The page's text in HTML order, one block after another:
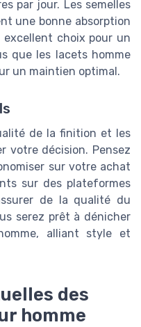
par jour. Les semelles
une bonne absorption
choix pour un
que les lacets homme
un maintien optimal.
de la finition et les
votre décision. Pensez
sur votre achat
sur des plateformes
de la qualité du
serez prêt à dénicher
alliant style et
des
homme